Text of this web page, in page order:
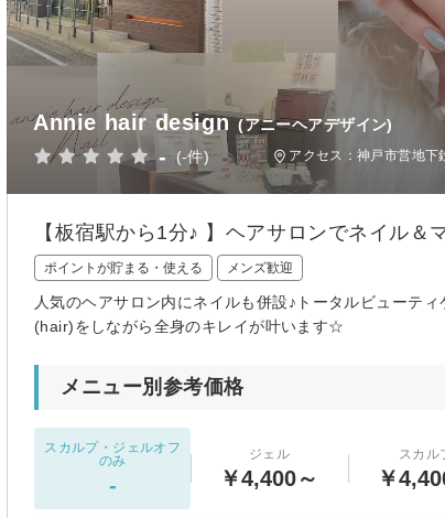
Annie hair design (アニーヘアデザイン)
- (-件) アクセス：神戸市営地下
【板宿駅から1分♪ 】ヘアサロンでネイル
ポイントが貯まる・使える メンズ歓迎
人気のヘアサロン内にネイルも併設♪トータルビューテ
(hair)をしながら全身のキレイが叶います☆
メニュー別参考価格
スカルプ・ジェルオフ
のみ
-
ジェル
￥4,400～
スカル
￥